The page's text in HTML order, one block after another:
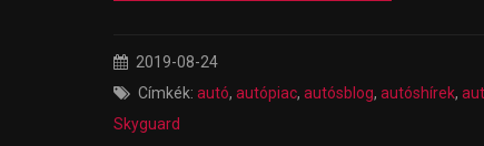
2019-08-24
Címkék: autó, autópiac, autósblog, autóshírek,
Skyguard